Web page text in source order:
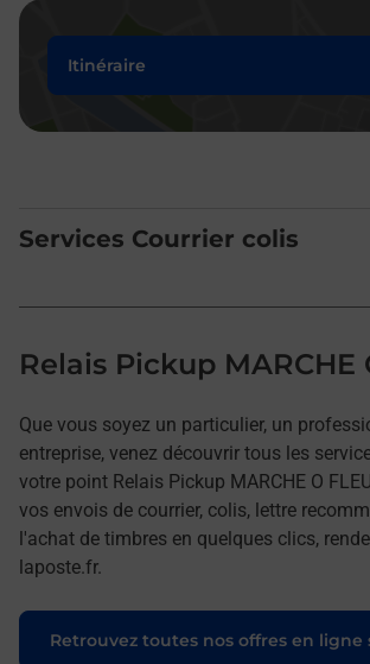
Itinéraire
Services Courrier colis
Relais Pickup MARCHE
Que vous soyez un particulier, un
entreprise, venez découvrir tous les
votre point Relais Pickup MARCHE O
vos envois de courrier, colis, lettre
l'achat de timbres en quelques clics,
laposte.fr.
Retrouvez toutes nos offres en ligne